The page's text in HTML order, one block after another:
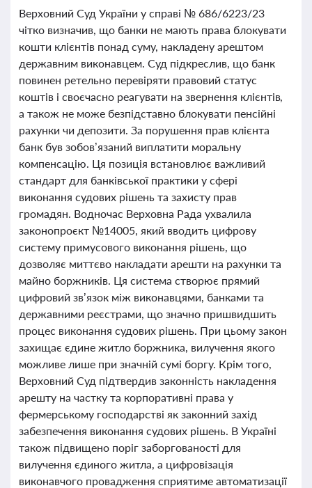
Верховний Суд України у справі № 686/6223/23
чітко визначив, що банки не мають права блокувати
кошти клієнтів понад суму, накладену арештом
державним виконавцем. Суд підкреслив, що банк
повинен ретельно перевіряти правовий статус
коштів і своєчасно реагувати на звернення клієнтів,
а також не може безпідставно блокувати пенсійні
рахунки чи депозити. За порушення прав клієнта
банк був зобов’язаний виплатити моральну
компенсацію. Ця позиція встановлює важливий
стандарт для банківської практики у сфері
виконання судових рішень та захисту прав
громадян. Водночас Верховна Рада ухвалила
законопроєкт №14005, який вводить цифрову
систему примусового виконання рішень, що
дозволяє миттєво накладати арешти на рахунки та
майно боржників. Ця система створює прямий
цифровий зв’язок між виконавцями, банками та
державними реєстрами, що значно пришвидшить
процес виконання судових рішень. При цьому закон
захищає єдине житло боржника, вилучення якого
можливе лише при значній сумі боргу. Крім того,
Верховний Суд підтвердив законність накладення
арешту на частку та корпоративні права у
фермерському господарстві як законний захід
забезпечення виконання судових рішень. В Україні
також підвищено поріг заборгованості для
вилучення єдиного житла, а цифровізація
виконавчого провадження сприятиме автоматизації